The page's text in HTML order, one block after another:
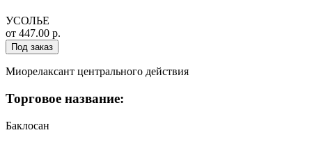
УСОЛЬЕ
от 447.00 р.
Под заказ
Миорелаксант центрального действия
Торговое название:
Баклосан